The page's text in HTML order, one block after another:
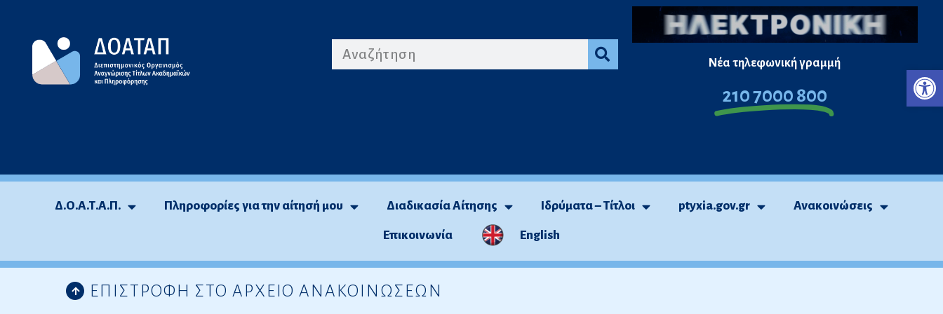
περιεχόμενο
Νέα τηλεφωνική γραμμή
210 7000 800
Δ.Ο.Α.Τ.Α.Π. Πληροφορίες για την αίτησή μου Διαδικασία Αίτησης Ιδρύματα – Τίτλοι ptyxia.gov.gr Ανακοινώσεις
Επικοινωνία English
ΕΠΙΣΤΡΟΦΗ ΣΤΟ ΑΡΧΕΙΟ ΑΝΑΚΟΙΝΩΣΕΩΝ